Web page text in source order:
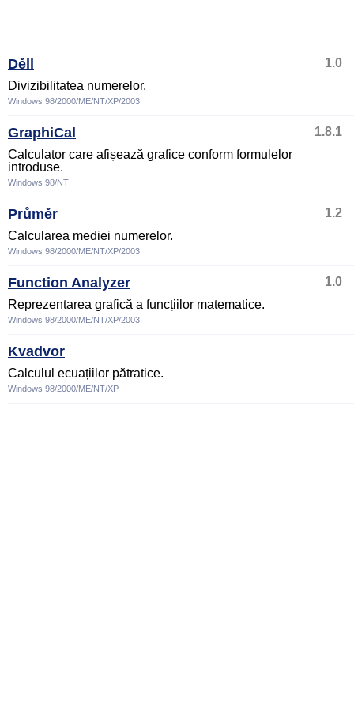
Děll
1.0
Divizibilitatea numerelor.
Windows 98/2000/ME/NT/XP/2003
GraphiCal
1.8.1
Calculator care afișează grafice conform formulelor
introduse.
Windows 98/NT
Průměr
1.2
Calcularea mediei numerelor.
Windows 98/2000/ME/NT/XP/2003
Function Analyzer
1.0
Reprezentarea grafică a funcțiilor matematice.
Windows 98/2000/ME/NT/XP/2003
Kvadvor
Calculul ecuațiilor pătratice.
Windows 98/2000/ME/NT/XP